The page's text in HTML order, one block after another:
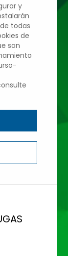
y
todas
de
son